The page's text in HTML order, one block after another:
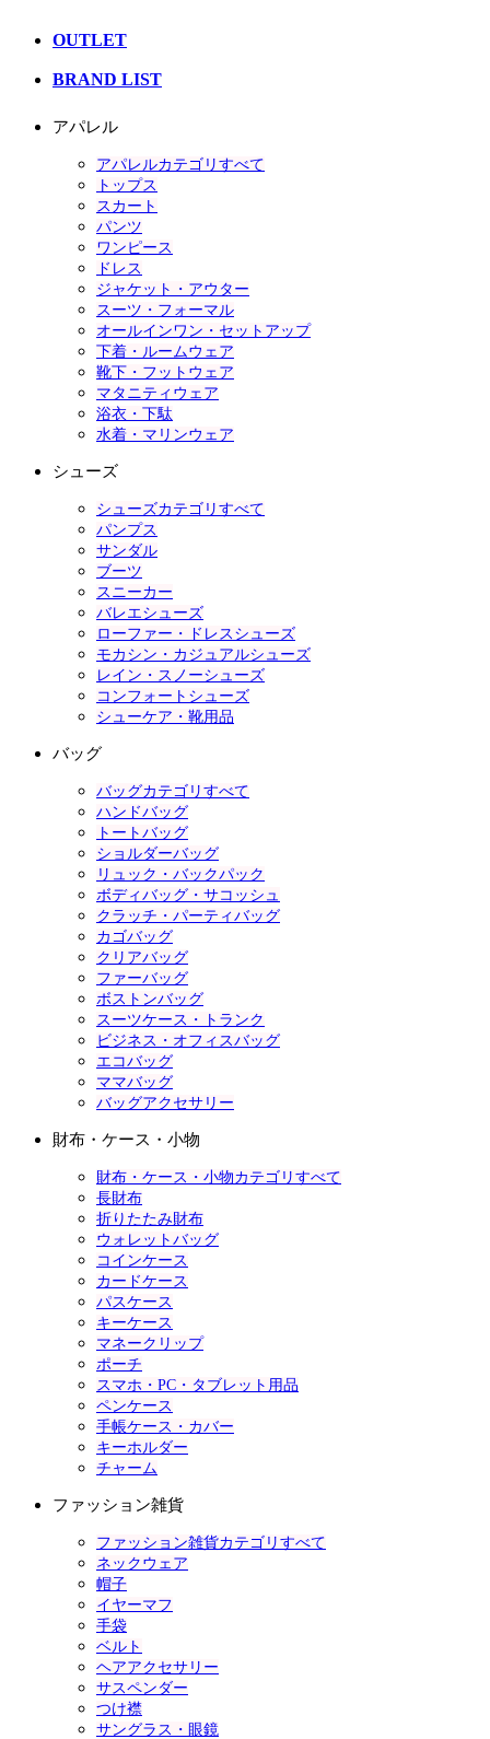
OUTLET
BRAND LIST
アパレル
アパレルカテゴリすべて
トップス
スカート
パンツ
ワンピース
ドレス
ジャケット・アウター
スーツ・フォーマル
オールインワン・セットアップ
下着・ルームウェア
靴下・フットウェア
マタニティウェア
浴衣・下駄
水着・マリンウェア
シューズ
シューズカテゴリすべて
パンプス
サンダル
ブーツ
スニーカー
バレエシューズ
ローファー・ドレスシューズ
モカシン・カジュアルシューズ
レイン・スノーシューズ
コンフォートシューズ
シューケア・靴用品
バッグ
バッグカテゴリすべて
ハンドバッグ
トートバッグ
ショルダーバッグ
リュック・バックパック
ボディバッグ・サコッシュ
クラッチ・パーティバッグ
カゴバッグ
クリアバッグ
ファーバッグ
ボストンバッグ
スーツケース・トランク
ビジネス・オフィスバッグ
エコバッグ
ママバッグ
バッグアクセサリー
財布・ケース・小物
財布・ケース・小物カテゴリすべて
長財布
折りたたみ財布
ウォレットバッグ
コインケース
カードケース
パスケース
キーケース
マネークリップ
ポーチ
スマホ・PC・タブレット用品
ペンケース
手帳ケース・カバー
キーホルダー
チャーム
ファッション雑貨
ファッション雑貨カテゴリすべて
ネックウェア
帽子
イヤーマフ
手袋
ベルト
ヘアアクセサリー
サスペンダー
つけ襟
サングラス・眼鏡